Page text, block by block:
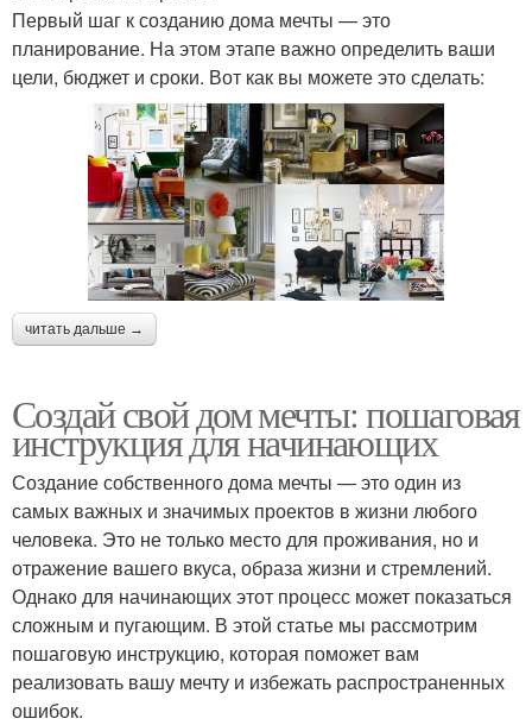
Первый шаг к созданию дома мечты — это
планирование. На этом этапе важно определить ваши
цели, бюджет и сроки. Вот как вы можете это сделать:
читать дальше →
Создай свой дом мечты: пошаговая
инструкция для начинающих
Создание собственного дома мечты — это один из
самых важных и значимых проектов в жизни любого
человека. Это не только место для проживания, но и
отражение вашего вкуса, образа жизни и стремлений.
Однако для начинающих этот процесс может показаться
сложным и пугающим. В этой статье мы рассмотрим
пошаговую инструкцию, которая поможет вам
реализовать вашу мечту и избежать распространенных
ошибок.